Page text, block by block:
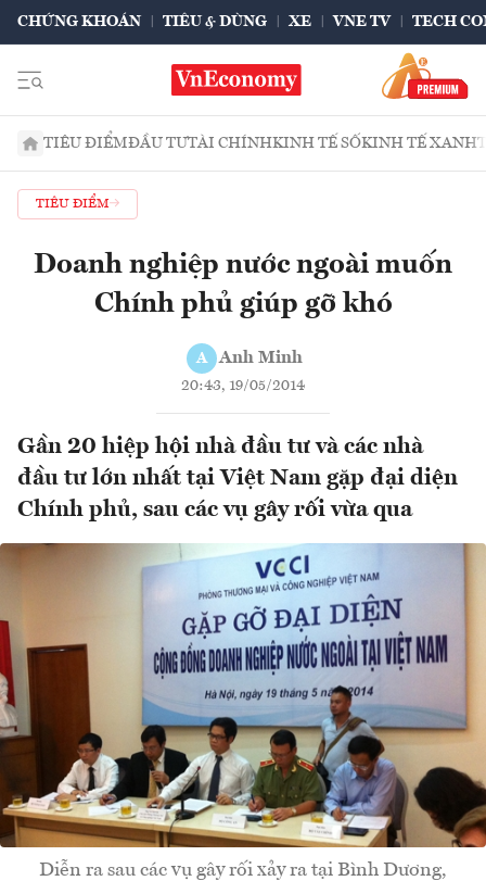
CHỨNG KHOÁN TIÊU & DÙNG XE VNE TV TECH
TIÊU ĐIỂMĐẦU TƯTÀI CHÍNHKINH TẾ SỐKINH TẾ XANH
TIÊU ĐIỂM
Doanh nghiệp nước ngoài muốn
Chính phủ giúp gỡ khó
A Anh Minh
20:43, 19/05/2014
Gần 20 hiệp hội nhà đầu tư và các nhà
đầu tư lớn nhất tại Việt Nam gặp đại diện
Chính phủ, sau các vụ gây rối vừa qua
Diễn ra sau các vụ gây rối xảy ra tại Bình Dương,